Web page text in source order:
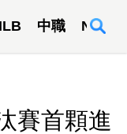
中職 NBA
賽首顆進